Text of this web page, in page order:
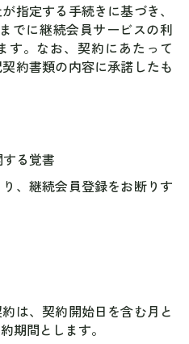
指定する手続きに基づき、
でに継続会員サービスの利
す。なお、契約にあたって
約書類の内容に承諾したも
る覚書
、継続会員登録をお断りす
は、契約開始日を含む月と
期間とします。